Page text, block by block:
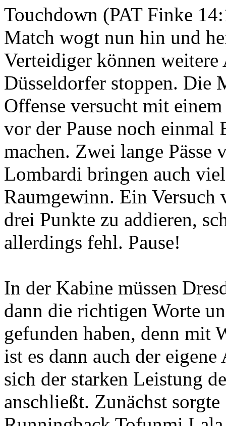
Touchdown (PAT Finke
Match wogt nun hin und
Verteidiger können
Düsseldorfer stoppen. Die
Offense versucht mit
vor der Pause noch einmal
machen. Zwei lange Pässe
Lombardi bringen auch viel
Raumgewinn. Ein Versuch
drei Punkte zu addieren,
allerdings fehl. Pause!
In der Kabine müssen
dann die richtigen Worte
gefunden haben, denn mit
ist es dann auch der
sich der starken Leistung
anschließt. Zunächst sorgte